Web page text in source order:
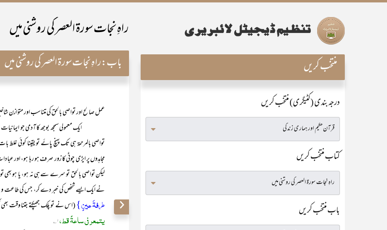
راہِ نجات سورۃ العصر کی روشنی میں
باب:راہِ نجات سورۃ العصر کی روشنی میں
عمل صالح اور تواصی بالحق کی متناسب اور متوازن
ایک معمولی سمجھ بوجھ کا آدمی جو
تواصی بالمرحمۃ ہی تک پہنچ پائے تو یقینا کوئی
مجاہدوں پر ایڑی چوٹی کا زور صرف ہو رہا ہو، اور
لیکن تواصی بالحق تو سرے سے ہی نہ ہو، یا ہو بھی
نے ایک ایسے شخص کی خبر دے کر، جس کی طاعت و
طرفۃَ عینٍ}(اس نے تو پلک جھپکتے جتنا وقت
یتمعر فی ساعۃً قط،۱؎
منتخب کریں
درجہ بندی (کٹیگری) منتخب کریں
کتاب منتخب کریں
باب منتخب کریں